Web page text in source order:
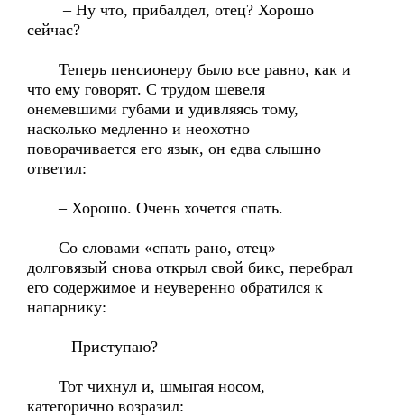
– Ну что, прибалдел, отец? Хорошо
сейчас?
Теперь пенсионеру было все равно, как и
что ему говорят. С трудом шевеля
онемевшими губами и удивляясь тому,
насколько медленно и неохотно
поворачивается его язык, он едва слышно
ответил:
– Хорошо. Очень хочется спать.
Со словами «спать рано, отец»
долговязый снова открыл свой бикс, перебрал
его содержимое и неуверенно обратился к
напарнику:
– Приступаю?
Тот чихнул и, шмыгая носом,
категорично возразил: